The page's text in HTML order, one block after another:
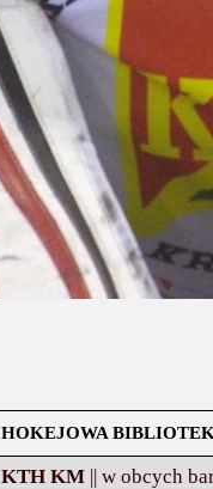
HOKEJOWA
KTH KM || w obcych